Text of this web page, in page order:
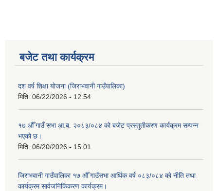
बजेट तथा कार्यक्रम
दश वर्ष शिक्षा योजना (जिराभवानी गाउँपालिका)
मिति: 06/22/2026 - 12:54
१७ औँ गाउँ सभा आ.ब. २०८३/०८४ को बजेट प्रस्तुतीकरण कार्यक्रम सम्पन्न
भएको छ।
मिति: 06/20/2026 - 15:01
जिराभवानी गाउँपालिका १७ औँ गाउँसभा आर्थिक वर्ष ०८३/०८४ को नीति तथा
कार्यक्रम सार्वजनिकिकरण कार्यक्रम।